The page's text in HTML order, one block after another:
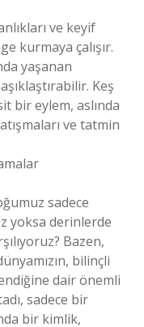
ve keyif
kurmaya çalışır.
yaşanan
Keş
bir eylem, aslında
ve tatmin
sadece
yoksa derinlerde
Bazen,
bilinçli
dair önemli
sadece bir
bir kimlik,